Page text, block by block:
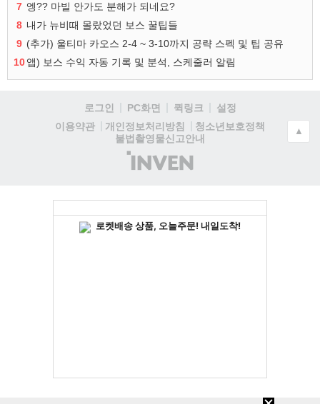
7 엥?? 마빌 안가도 분해가 되네요?
8 내가 뉴비때 몰랐었던 보스 꿀팁들
9 (추가) 울티마 카오스 2-4 ~ 3-10까지 공략 스펙 및 팁 공유
10앱) 보스 수익 자동 기록 및 분석, 스케줄러 알림
로그인 PC화면 퀵링크
설정
이용약관
개인정보처리방침
청소년보호정책
불법촬영물신고안내
(주)
인
▲